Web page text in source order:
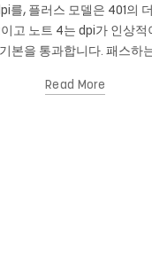
를, 플러스 모델은 401의
고 노트 4는 dpi가 인상적
본을 통과합니다. 패스하
Read More